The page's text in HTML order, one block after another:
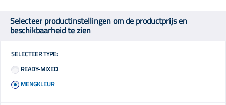
Selecteer productinstellingen om de productprijs en
beschikbaarheid te zien
SELECTEER TYPE:
READY-MIXED
MENGKLEUR